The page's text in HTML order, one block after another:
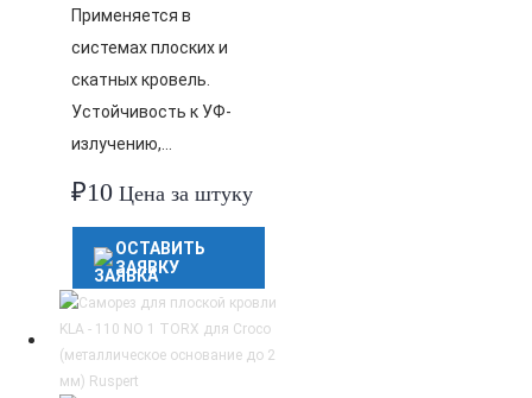
Применяется в
системах плоских и
скатных кровель.
Устойчивость к УФ-
излучению,…
₽10 Цена за штуку
ОСТАВИТЬ
ЗАЯВКУ